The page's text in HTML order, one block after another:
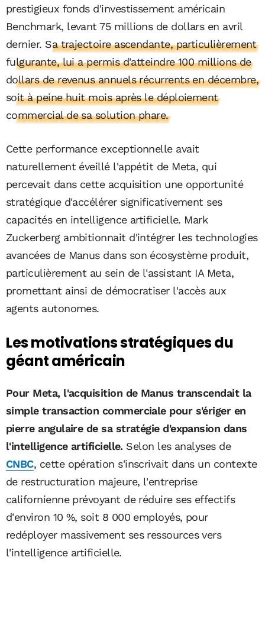
prestigieux fonds d'investissement américain
Benchmark, levant 75 millions de dollars en avril
dernier. Sa trajectoire ascendante, particulièrement
fulgurante, lui a permis d'atteindre 100 millions de
dollars de revenus annuels récurrents en décembre,
soit à peine huit mois après le déploiement
commercial de sa solution phare.
Cette performance exceptionnelle avait
naturellement éveillé l'appétit de Meta, qui
percevait dans cette acquisition une opportunité
stratégique d'accélérer significativement ses
capacités en intelligence artificielle. Mark
Zuckerberg ambitionnait d'intégrer les technologies
avancées de Manus dans son écosystème produit,
particulièrement au sein de l'assistant IA Meta,
promettant ainsi de démocratiser l'accès aux
agents autonomes.
Les motivations stratégiques du
géant américain
Pour Meta, l'acquisition de Manus transcendait la
simple transaction commerciale pour s'ériger en
pierre angulaire de sa stratégie d'expansion dans
l'intelligence artificielle. Selon les analyses de
CNBC, cette opération s'inscrivait dans un contexte
de restructuration majeure, l'entreprise
californienne prévoyant de réduire ses effectifs
d'environ 10 %, soit 8 000 employés, pour
redéployer massivement ses ressources vers
l'intelligence artificielle.